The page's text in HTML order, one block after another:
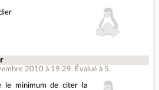
2010 à 19:29. Évalué à 5.
le minimum de citer la